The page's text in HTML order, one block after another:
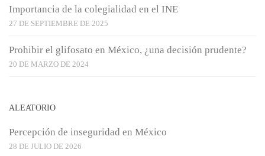
Importancia de la colegialidad en el INE
27 DE SEPTIEMBRE DE 2025
Prohibir el glifosato en México, ¿una decisión prudente?
20 DE MARZO DE 2024
ALEATORIO
Percepción de inseguridad en México
28 DE JULIO DE 2026